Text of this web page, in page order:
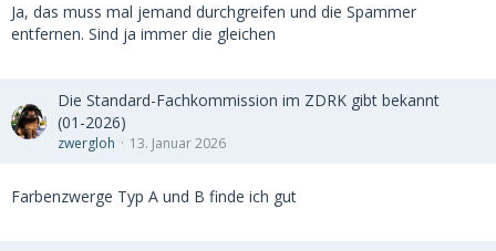
Ja, das muss mal jemand durchgreifen und die Spammer
entfernen. Sind ja immer die gleichen
Die Standard-Fachkommission im ZDRK gibt bekannt
(01-2026)
zwergloh 13. Januar 2026
Farbenzwerge Typ A und B finde ich gut